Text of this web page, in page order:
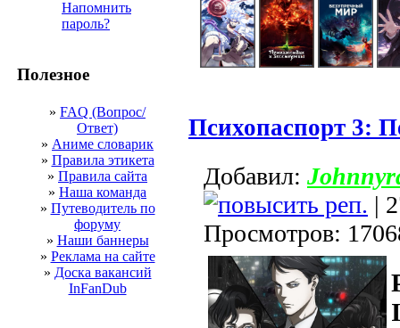
Напомнить
пароль?
Полезное
» FAQ (Вопрос/
Ответ)
» Аниме словарик
» Правила этикета
» Правила сайта
» Наша команда
» Путеводитель по
форуму
» Наши баннеры
» Реклама на сайте
» Доска вакансий
InFanDub
Психопаспорт 3:
Добавил:
|
Просмотров: